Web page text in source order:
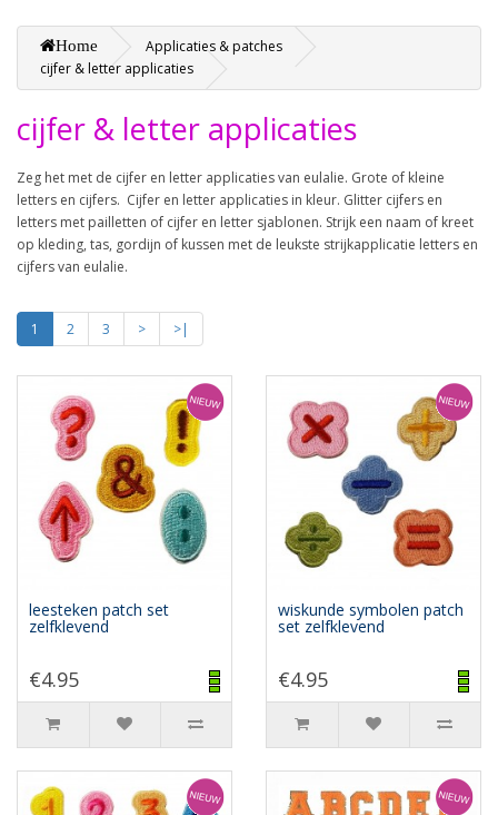
Home
Applicaties & patches
cijfer & letter applicaties
cijfer & letter applicaties
Zeg het met de cijfer en letter applicaties van eulalie. Grote of kleine
letters en cijfers. Cijfer en letter applicaties in kleur. Glitter cijfers en
letters met pailletten of cijfer en letter sjablonen. Strijk een naam of kreet
op kleding, tas, gordijn of kussen met de leukste strijkapplicatie letters en
cijfers van eulalie.
1 2 3 > >|
leesteken patch set
zelfklevend
€4.95
wiskunde symbolen patch
set zelfklevend
€4.95